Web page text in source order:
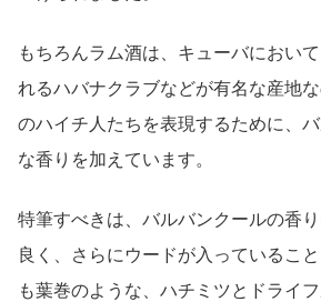
もちろんラム酒は、キューバにおい
れるハバナクラブなどが有名な産地
のハイチ人たちを表現するために、
な香りを加えています。
特筆すべきは、バルバンクールの香
良く、さらにウードが入っているこ
も葉巻のような、ハチミツとドライ